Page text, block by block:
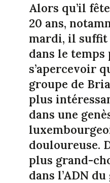
Alors qu’il
20 ans,
mardi, il suffit
dans le temps
s’apercevoir
groupe de
plus
dans une
douloureuse.
plus grand-
dans l’ADN